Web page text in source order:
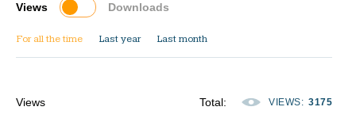
For all the time Last year Last month
Views Downloads
Views Total: VIEWS: 3175